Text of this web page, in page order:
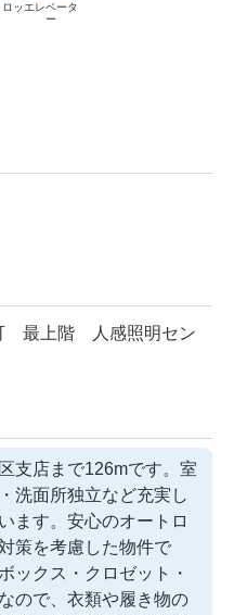
ロッエレベータ
ー
最上階
人感照明セン
支店まで126mです。室
洗面所独立など充実し
ます。安心のオートロ
策を考慮した物件で
ックス・クロゼット・
ので、衣類や履き物の